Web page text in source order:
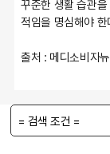
꾸준한 생활 습관
적임을 명심해야
출처 : 메디소비